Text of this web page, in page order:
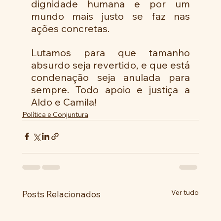
dignidade humana e por um
mundo mais justo se faz nas
ações concretas.
Lutamos para que tamanho
absurdo seja revertido, e que está
condenação seja anulada para
sempre. Todo apoio e justiça a
Aldo e Camila!
Política e Conjuntura
Posts Relacionados Ver tudo